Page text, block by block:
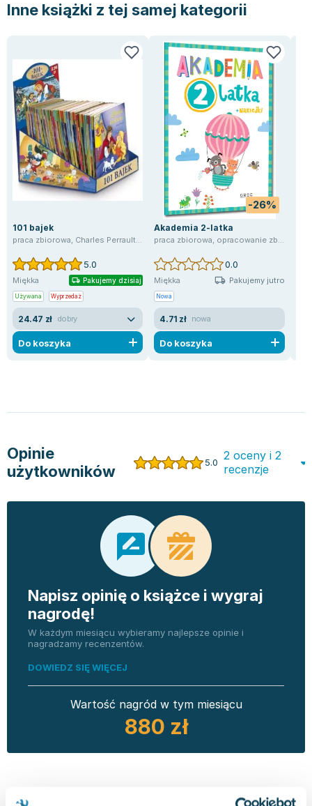
Inne książki z tej samej kategorii
101 bajek
praca zbiorowa, Charles Perrault,Katarzyna Najman,Ewa Mirkowska ,
5.0
Miękka Pakujemy dzisiaj
Używana Wyprzedaż
24.47 zł dobry
Do koszyka
-26%
Akademia 2-latka
praca zbiorowa, opracowanie zbiorowe
0.0
Miękka Pakujemy jutro
Nowa
4.71 zł nowa
Do koszyka
Opinie
użytkowników
5.0 2 oceny i 2
recenzje
Napisz opinię o książce i wygraj
nagrodę!
W każdym miesiącu wybieramy najlepsze opinie i
nagradzamy recenzentów.
DOWIEDZ SIĘ WIĘCEJ
Wartość nagród w tym miesiącu
880 zł